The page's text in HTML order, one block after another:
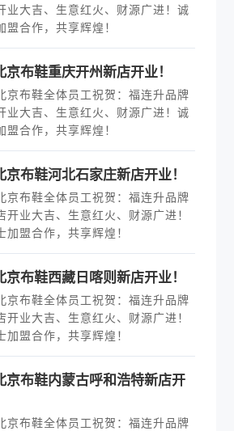
业大吉、生意红火、财源广进！诚
合作，共享辉煌！
布鞋重庆开州新店开业！
京布鞋全体员工祝贺：福连升品牌
业大吉、生意红火、财源广进！诚
合作，共享辉煌！
布鞋河北石家庄新店开业！
京布鞋全体员工祝贺：福连升品牌
开业大吉、生意红火、财源广进！
盟合作，共享辉煌！
布鞋西藏日喀则新店开业！
京布鞋全体员工祝贺：福连升品牌
开业大吉、生意红火、财源广进！
盟合作，共享辉煌！
京布鞋内蒙古呼和浩特新店开
京布鞋全体员工祝贺：福连升品牌